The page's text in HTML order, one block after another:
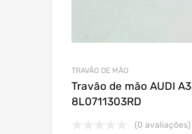
TRAVÃO DE MÃO
Travão de mão AUDI A3
8L0711303RD
(0 avaliações)